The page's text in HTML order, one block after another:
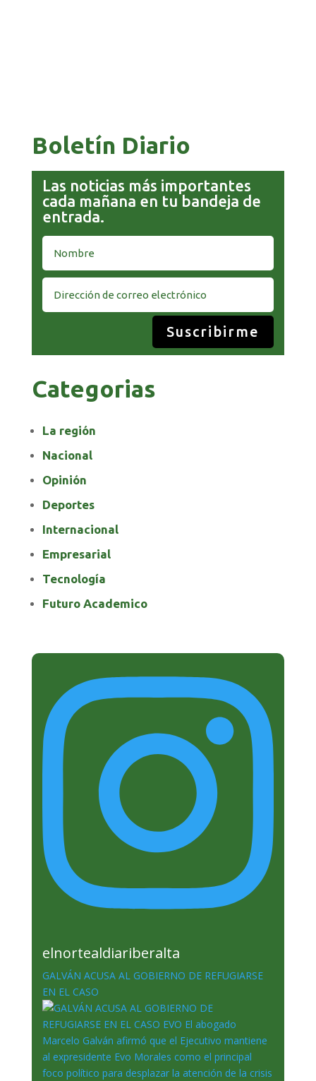
Boletín Diario
Las noticias más importantes
cada mañana en tu bandeja de
entrada.
Suscribirme
Categorias
La región
Nacional
Opinión
Deportes
Internacional
Empresarial
Tecnología
Futuro Academico
elnortealdiariberalta
GALVÁN ACUSA AL GOBIERNO DE REFUGIARSE
EN EL CASO